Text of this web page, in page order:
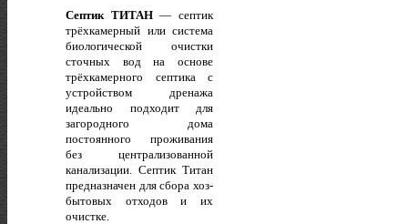
Септик ТИТАН— cептик
трёхкамерный или система
биологической очистки
сточных вод на основе
трёхкамерного септика с
устройством дренажа
идеально подходит для
загородного дома
постоянного проживания
без централизованной
канализации. Септик Титан
предназначен для сбора хоз-
бытовых отходов и их
очистке.